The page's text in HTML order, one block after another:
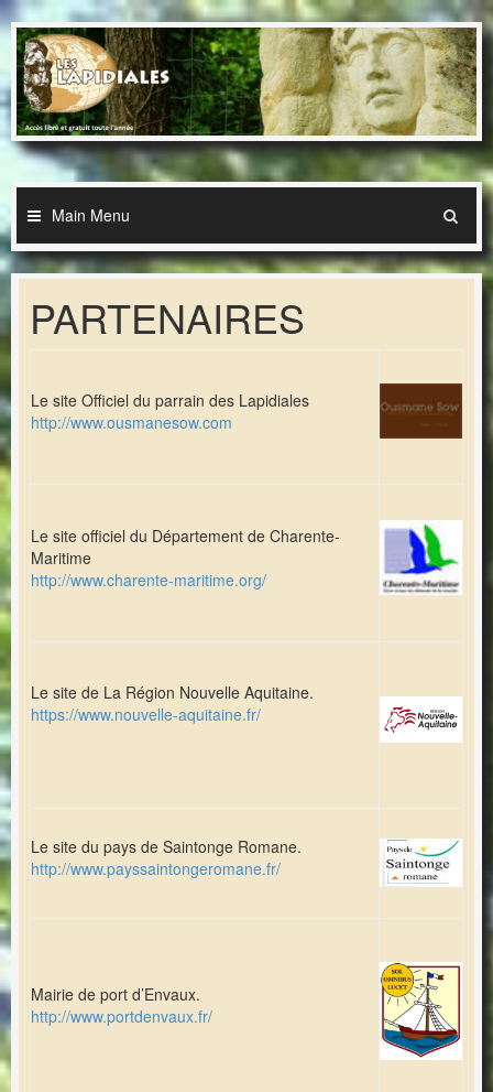
Skip
to
content
Main Menu
PARTENAIRES
Le site Officiel du parrain des Lapidiales
http://www.ousmanesow.com
Le site officiel du Département de Charente-
Maritime
http://www.charente-maritime.org/
Le site de La Région Nouvelle Aquitaine.
https://www.nouvelle-aquitaine.fr/
Le site du pays de Saintonge Romane.
http://www.payssaintongeromane.fr/
Mairie de port d’Envaux.
http://www.portdenvaux.fr/